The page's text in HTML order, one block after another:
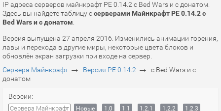
IP адреса серверов майнкрафт PE 0.14.2 с Bed Wars и с донатом.
Здесь вы найдете таблицу ссерверами Майнкрафт PE 0.14.2 с
Bed Wars и с донатом
Версия выпущена 27 апреля 2016. Изменились анимации горения,
лавы и перехода в другие миры, некоторые цвета блоков и
обновлён экран загрузки при входе на сервер.
Сервера Майнкрафт → Версия PE 0.14.2 →
с Bed Wars и с
донатом
Версии:
Сервера Майнкрафт Новые 1.0 1.1 1.2.1 1.2.2
1.2.3